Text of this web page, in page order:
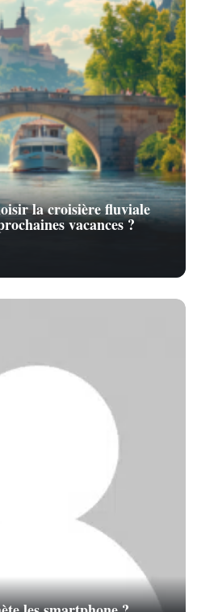
la croisière fluviale
vacances ?